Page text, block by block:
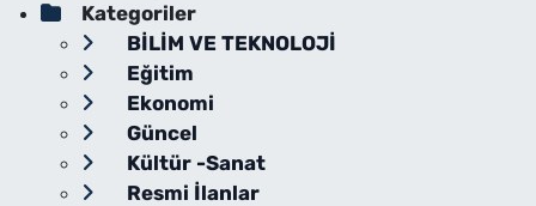
Kategoriler
BİLİM VE TEKNOLOJİ
Eğitim
Ekonomi
Güncel
Kültür -Sanat
Resmi İlanlar